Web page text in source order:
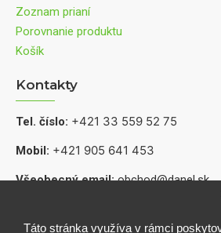
Táto stránka využíva v rámci
Zoznam prianí
Porovnanie produktu
Košík
Kontakty
Tel. číslo: +421 33 559 52 75
Mobil: +421 905 641 453
Všeobecný email:obchod@danel.sk
shop@danel.sk